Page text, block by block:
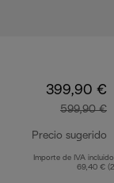
399,90 €
599,90 €
Precio sugerido
Importe de IVA
69,40 €